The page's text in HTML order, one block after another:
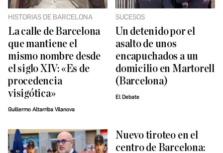
HISTORIAS DE BARCELONA
La calle de Barcelona
que mantiene el
mismo nombre desde
el siglo XIV: «Es de
procedencia
visigótica»
Guillermo Altarriba Vilanova
SUCESOS
Un detenido por el
asalto de unos
encapuchados a un
domicilio en Martorell
(Barcelona)
El Debate
Nuevo tiroteo en el
centro de Barcelona: